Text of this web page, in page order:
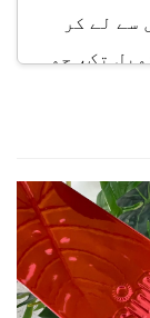
لے کر
تک، جو
رنگ
برانڈ کے
چاہے
سامان کے
کے لیے قدیم